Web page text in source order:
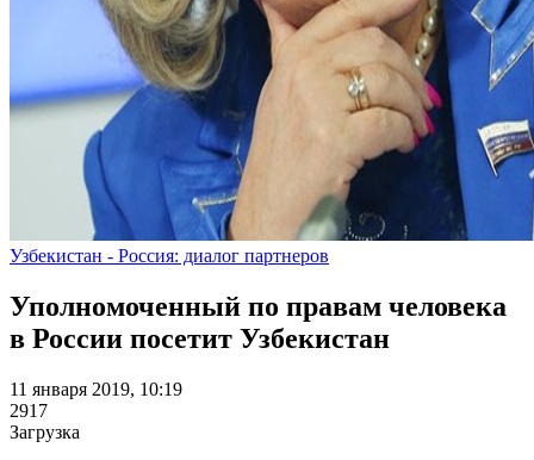
Узбекистан - Россия: диалог партнеров
Уполномоченный по правам человека
в России посетит Узбекистан
11 января 2019, 10:19
2917
Загрузка